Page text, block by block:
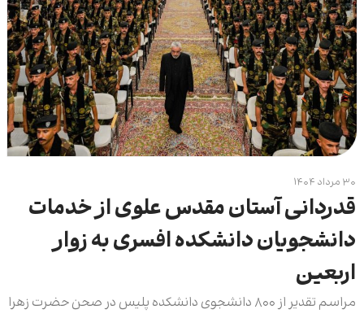
۳۰ مرداد ۱۴۰۴
قدردانی آستان مقدس علوی از خدمات
دانشجویان دانشکده افسری به زوار
اربعین
مراسم تقدیر از ۸۰۰ دانشجوی دانشکده پلیس در صحن حضرت زهرا